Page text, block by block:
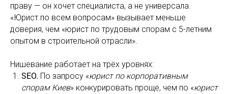
праву — он хочет специалиста, а не универсала.
«Юрист по всем вопросам» вызывает меньше
доверия, чем «юрист по трудовым спорам с 5-летним
опытом в строительной отрасли».
Нишевание работает на трёх уровнях:
SEO. По запросу «юрист по корпоративным
спорам Киев» конкурировать проще, чем по «юрист